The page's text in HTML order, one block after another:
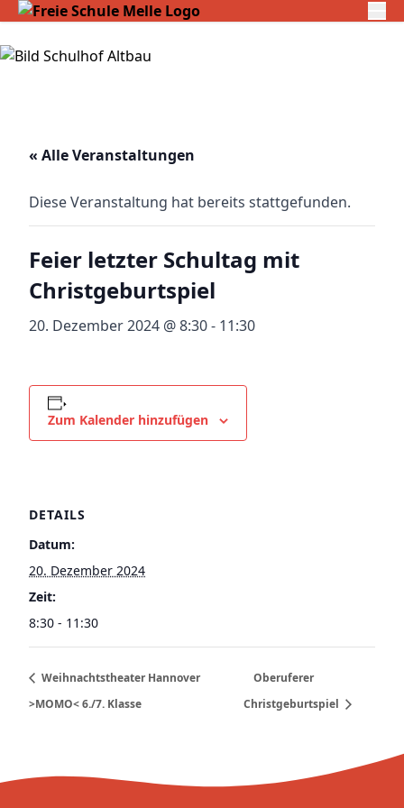
« Alle Veranstaltungen
Diese Veranstaltung hat bereits stattgefunden.
Feier letzter Schultag mit
Christgeburtspiel
20. Dezember 2024 @ 8:30- 11:30
Zum Kalender hinzufügen
DETAILS
Datum:
20. Dezember 2024
Zeit:
8:30 - 11:30
Weihnachtstheater Hannover
>MOMO< 6./7. Klasse
Oberuferer
Christgeburtspiel